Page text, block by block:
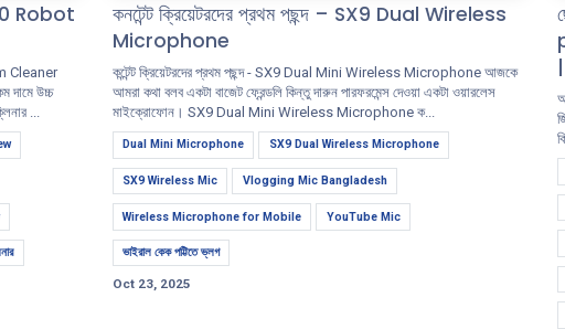
Robot
Cleaner
উচ্চ
...
কনটেন্ট ক্রিয়েটরদের প্রথম পছন্দ – SX9 Dual Wireless
Microphone
কন্টেন্ট ক্রিয়েটরদের প্রথম পছন্দ - SX9 Dual Mini Wireless Microphone আজকে
আমরা কথা বলব একটা বাজেট ফ্রেন্ডলি কিন্তু দারুন পারফরমেন্স দেওয়া একটা ওয়ারলেস
মাইক্রোফোন। SX9 Dual Mini Wireless Microphone ক...
Dual Mini Microphone SX9 Dual Wireless Microphone
SX9 Wireless Mic Vlogging Mic Bangladesh
Wireless Microphone for Mobile YouTube Mic
ভাইরাল কেক পট্টিতে ভ্লগ
Oct 23, 2025